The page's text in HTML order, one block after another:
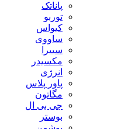
پاناتک
توربو
کیواس
ساووی
سییرا
مکسیدر
انرژی
پاور پلاس
مگاتون
جی بی ال
بوستر